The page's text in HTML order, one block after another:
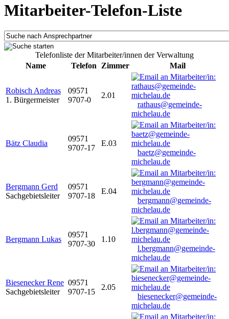
Mitarbeiter-Telefon-Liste
Telefonliste der Mitarbeiter/innen der Verwaltung
Name
Telefon Zimmer Mail
Robisch Andreas
1. Bürgermeister
09571
9707-0
2.01
rathaus@gemeinde-
michelau.de
Bätz Claudia
09571
9707-17
E.03
baetz@gemeinde-
michelau.de
Bergmann Gerd
Sachgebietsleiter
09571
9707-18
E.04
bergmann@gemeinde-
michelau.de
Bergmann Lukas
09571
9707-30
1.10
l.bergmann@gemeinde-
michelau.de
Biesenecker Rene
Sachgebietsleiter
09571
9707-15
2.05
biesenecker@gemeinde-
michelau.de